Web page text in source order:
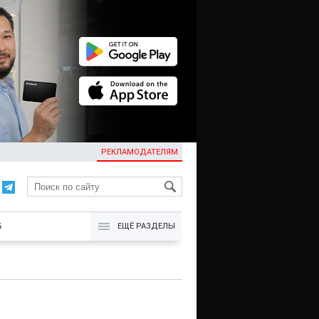
РЕКЛАМОДАТЕЛЯМ
KG
ЕЩЁ РАЗДЕЛЫ